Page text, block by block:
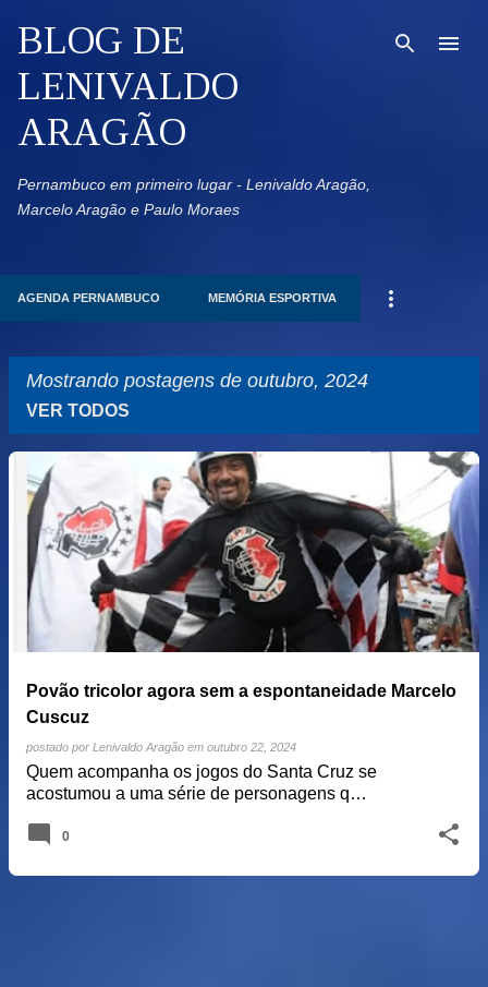
Pular para o conteúdo principal
BLOG DE
LENIVALDO
ARAGÃO
Pernambuco em primeiro lugar - Lenivaldo Aragão,
Marcelo Aragão e Paulo Moraes
AGENDA PERNAMBUCO MEMÓRIA ESPORTIVA
Mostrando postagens de outubro, 2024
VER TODOS
Povão tricolor agora sem a espontaneidade Marcelo
Cuscuz
postado por Lenivaldo Aragão em outubro 22, 2024
Quem acompanha os jogos do Santa Cruz se
acostumou a uma série de personagens q…
0